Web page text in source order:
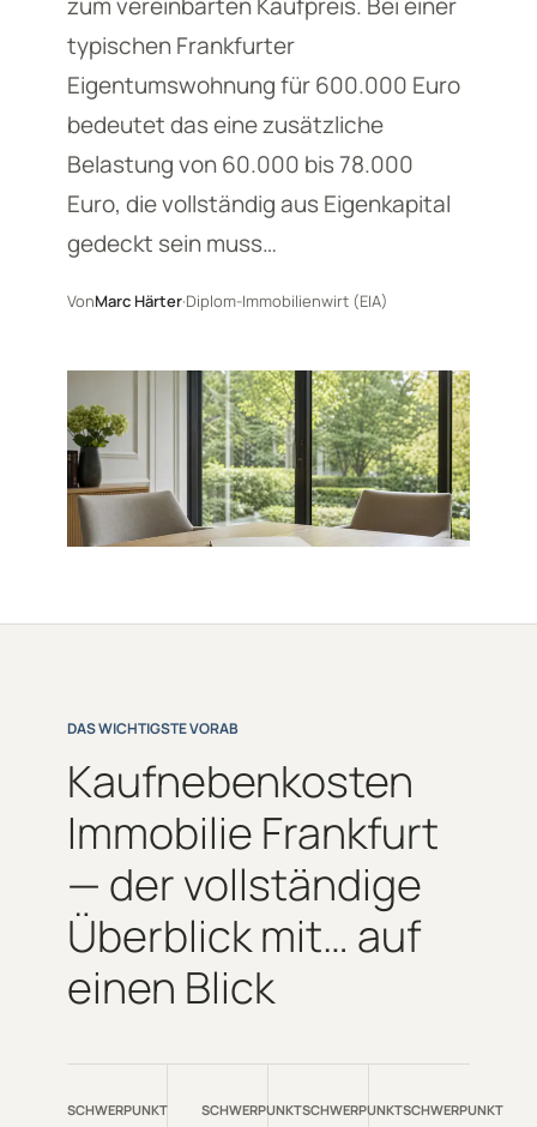
typischen Frankfurter
Eigentumswohnung für 600.000 Euro
bedeutet das eine zusätzliche
Belastung von 60.000 bis 78.000
Euro, die vollständig aus Eigenkapital
gedeckt sein muss…
VonMarc Härter·Diplom-Immobilienwirt (EIA)
DAS WICHTIGSTE VORAB
Kaufnebenkosten
Immobilie Frankfurt
— der vollständige
Überblick mit… auf
einen Blick
SCHWERPUNKT SCHWERPUNKTSCHWERPUNKTSCHWERPUNKT